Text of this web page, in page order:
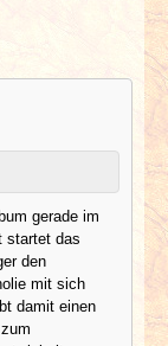
gerade im
startet das
den
mit sich
damit einen